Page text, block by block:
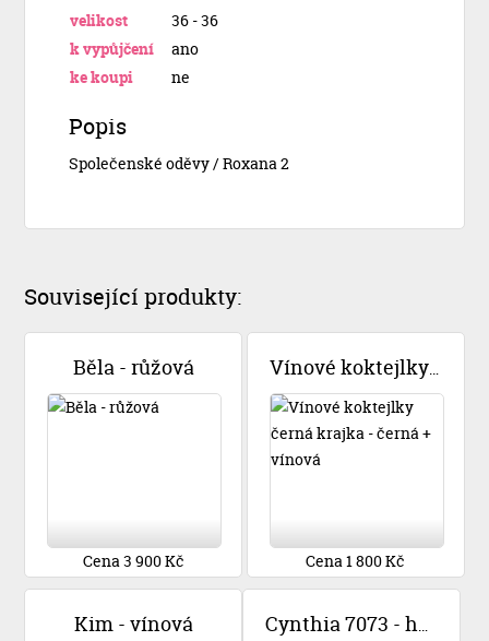
velikost
36 - 36
k vypůjčení
ano
ke koupi
ne
Popis
Společenské oděvy / Roxana 2
Související produkty:
Běla - růžová
Cena 3 900 Kč
Vínové koktejlky černá krajka - černá + vínová
Cena 1 800 Kč
Kim - vínová Cynthia 7073 - hnědá